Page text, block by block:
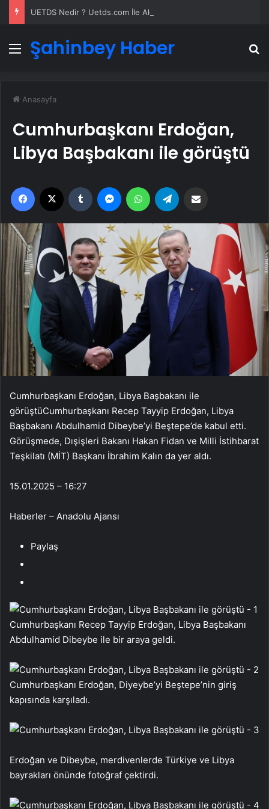
Menü
Şahinbey Haber
Anasayfa
Cumhurbaşkanı Erdoğan,
Libya Başbakanı ile görüştü
Facebook Tumblr MessengerWhatsApp
Cumhurbaşkanı Erdoğan, Libya Başbakanı ile
görüştüCumhurbaşkanı Recep Tayyip Erdoğan, Libya
Başbakanı Abdulhamid Dibeybe’yi Beştepe’de kabul etti.
Görüşmede, Dışişleri Bakanı Hakan Fidan ve Milli İstihbarat
Teşkilatı (MİT) Başkanı İbrahim Kalın da yer aldı.
15.01.2025 – 16:27
Haberler – Anadolu Ajansı
Paylaş
Cumhurbaşkanı Recep Tayyip Erdoğan, Libya Başbakanı
Abdulhamid Dibeybe ile bir araya geldi.
Cumhurbaşkanı Erdoğan, Diyeybe’yi Beştepe’nin giriş
kapısında karşıladı.
Erdoğan ve Dibeybe, merdivenlerde Türkiye ve Libya
bayrakları önünde fotoğraf çektirdi.